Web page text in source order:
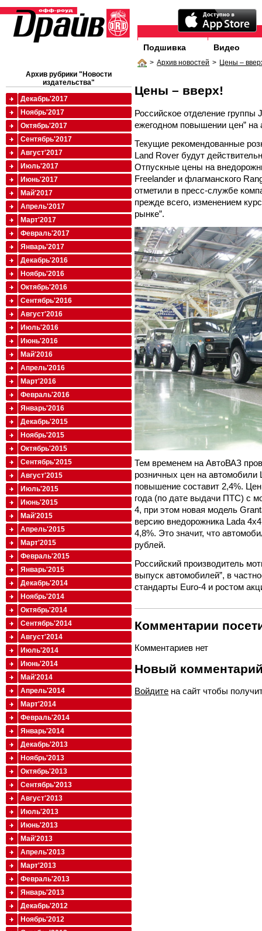
Подшивка Видео
> Архив новостей > Цены –
Цены – вверх!
Российское отделение группы
ежегодном повышении цен” на
Текущие рекомендованные
Land Rover будут
Отпускные цены на
Freelander и флагманского
отметили в пресс-службе
прежде всего, изменением
рынке”.
Тем временем на АвтоВАЗ
розничных цен на
повышение составит 2,4%.
года (по дате выдачи ПТС) с
4, при этом новая модель
версию внедорожника Lada
4,8%. Это значит, что
рублей.
Российский производитель
выпуск автомобилей”, в
стандарты Euro-4 и ростом
Комментарии
Комментариев нет
Новый
Войдите на сайт чтобы
Архив рубрики "Новости
издательства"
Декабрь'2017
Ноябрь'2017
Октябрь'2017
Сентябрь'2017
Август'2017
Июль'2017
Июнь'2017
Май'2017
Апрель'2017
Март'2017
Февраль'2017
Январь'2017
Декабрь'2016
Ноябрь'2016
Октябрь'2016
Сентябрь'2016
Август'2016
Июль'2016
Июнь'2016
Май'2016
Апрель'2016
Март'2016
Февраль'2016
Январь'2016
Декабрь'2015
Ноябрь'2015
Октябрь'2015
Сентябрь'2015
Август'2015
Июль'2015
Июнь'2015
Май'2015
Апрель'2015
Март'2015
Февраль'2015
Январь'2015
Декабрь'2014
Ноябрь'2014
Октябрь'2014
Сентябрь'2014
Август'2014
Июль'2014
Июнь'2014
Май'2014
Апрель'2014
Март'2014
Февраль'2014
Январь'2014
Декабрь'2013
Ноябрь'2013
Октябрь'2013
Сентябрь'2013
Август'2013
Июль'2013
Июнь'2013
Май'2013
Апрель'2013
Март'2013
Февраль'2013
Январь'2013
Декабрь'2012
Ноябрь'2012